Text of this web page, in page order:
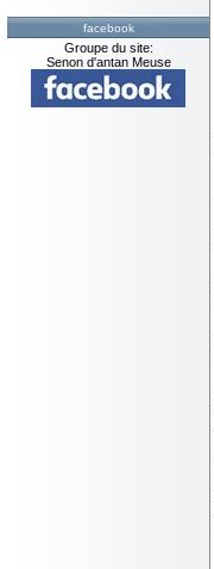
facebook
Groupe du site:
Senon d'antan Meuse